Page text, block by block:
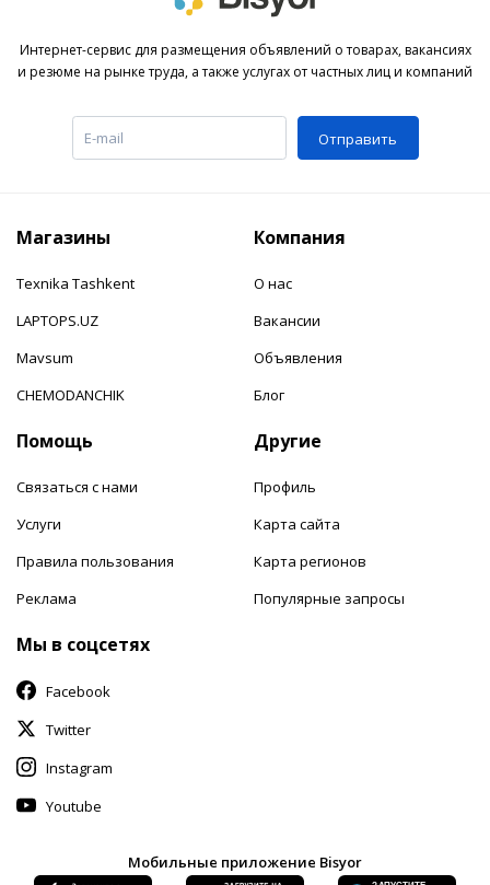
Интернет-сервис для размещения объявлений о товарах, вакансиях
и резюме на рынке труда, а также услугах от частных лиц и компаний
Отправить
Магазины
Texnika Tashkent
LAPTOPS.UZ
Mavsum
CHEMODANCHIK
Компания
О нас
Вакансии
Объявления
Блог
Помощь
Связаться с нами
Услуги
Правила пользования
Реклама
Другие
Профиль
Карта сайта
Карта регионов
Популярные запросы
Мы в соцсетях
Facebook
Twitter
Instagram
Youtube
Мобильные приложение Bisyor